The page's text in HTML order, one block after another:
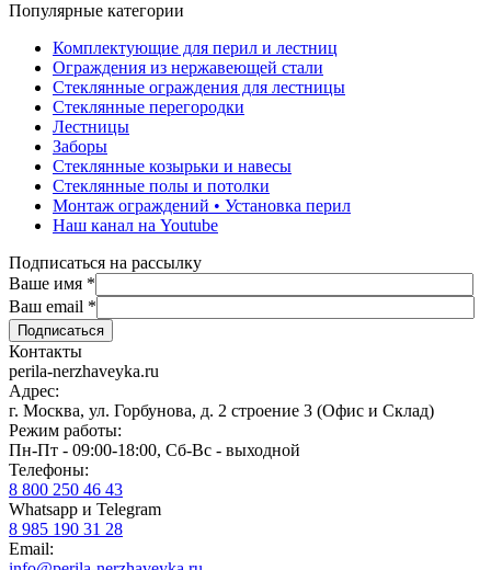
Популярные категории
Комплектующие для перил и лестниц
Ограждения из нержавеющей стали
Стеклянные ограждения для лестницы
Стеклянные перегородки
Лестницы
Заборы
Стеклянные козырьки и навесы
Стеклянные полы и потолки
Монтаж ограждений • Установка перил
Наш канал на Youtube
Подписаться на рассылку
Ваше имя *
Ваш email *
Контакты
perila-nerzhaveyka.ru
Адрес:
г. Москва, ул. Горбунова, д. 2 строение 3 (Офис и Склад)
Режим работы:
Пн-Пт - 09:00-18:00, Сб-Вс - выходной
Телефоны:
8 800 250 46 43
Whatsapp и Telegram
8 985 190 31 28
Email: